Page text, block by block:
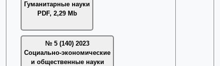
Гуманитарные науки
PDF, 2,29 Mb
№ 5 (140) 2023
Социально-экономические
и общественные науки